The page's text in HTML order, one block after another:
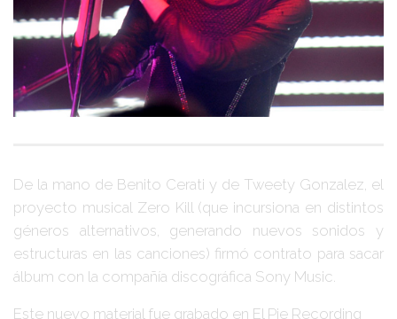
De la mano de Benito Cerati y de Tweety Gonzalez , el
proyecto musical Zero Kill (que incursiona en distintos
géneros alternativos, generando nuevos sonidos y
estructuras en las canciones) firmó contrato para sacar
álbum con la compañía discográfica Sony Music
Este nuevo material fue grabado en El Pie Recording